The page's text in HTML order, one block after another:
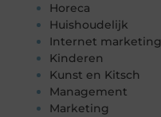
Horeca
Huishoudelijk
Internet marketing
Kinderen
Kunst en Kitsch
Management
Marketing